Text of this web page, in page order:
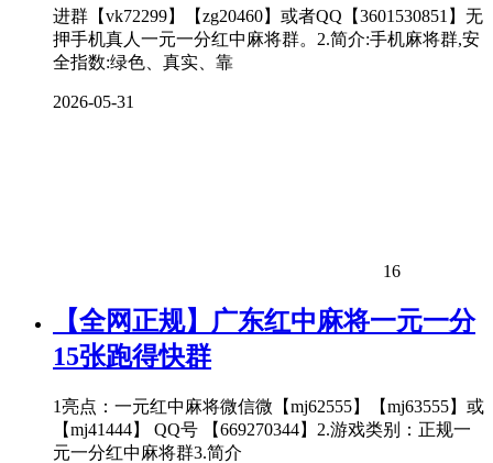
进群【vk72299】【zg20460】或者QQ【3601530851】无
押手机真人一元一分红中麻将群。2.简介:手机麻将群,安
全指数:绿色、真实、靠
2026-05-31
16
【全网正规】广东红中麻将一元一分
15张跑得快群
1亮点：一元红中麻将微信微【mj62555】【mj63555】或
【mj41444】 QQ号 【669270344】2.游戏类别：正规一
元一分红中麻将群3.简介